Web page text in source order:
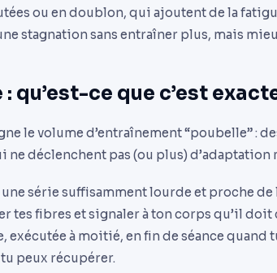
ou en doublon, qui ajoutent de la
stagnation sans entraîner plus, mais
qu’est-ce que c’est
le volume d’entraînement “poubelle” :
ne déclenchent pas (ou plus) d’adaptation
série suffisamment lourde et proche de
tes fibres et signaler à ton corps qu’il doit
exécutée à moitié, en fin de séance
peux récupérer.